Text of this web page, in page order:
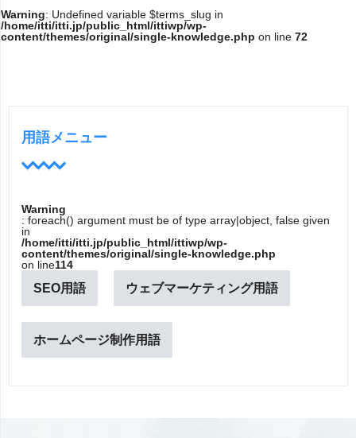
Warning: Undefined variable $terms_slug in
/home/itti/itti.jp/public_html/ittiwp/wp-
content/themes/original/single-knowledge.php on line 72
用語メニュー
Warning
: foreach() argument must be of type array|object, false given
in
/home/itti/itti.jp/public_html/ittiwp/wp-
content/themes/original/single-knowledge.php
on line114
SEO用語 ウェブマーケティング用語
ホームページ制作用語